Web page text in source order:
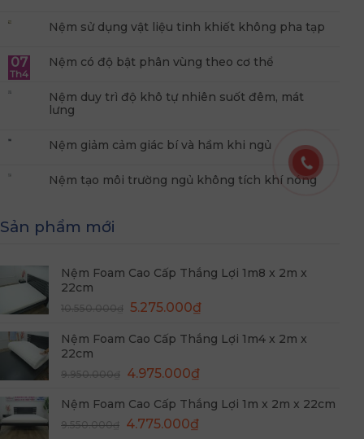
Nệm sử dụng vật liệu tinh khiết không pha tạp
07
Th4
Nệm có độ bật phân vùng theo cơ thể
Nệm duy trì độ khô tự nhiên suốt đêm, mát
lưng
Nệm giảm cảm giác bí và hầm khi ngủ
Nệm tạo môi trường ngủ không tích khí nóng
Sản phẩm mới
Nệm Foam Cao Cấp Thắng Lợi 1m8 x 2m x
22cm
10.550.000₫ Giá
là:
5.275.000₫Giá
tại
Nệm Foam Cao Cấp Thắng Lợi 1m4 x 2m x
22cm
9.950.000₫ Giá
là:
9.950.000₫.
4.975.000₫Giá
tại
là:
Nệm Foam Cao Cấp Thắng Lợi 1m x 2m x 22cm
9.550.000₫ Giá
4.775.000₫Giá